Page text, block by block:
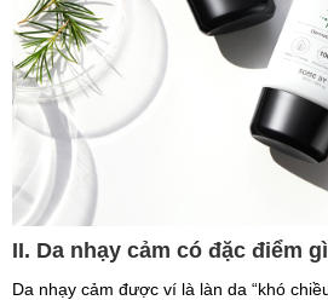
II. Da nhạy cảm có đặc điểm
Da nhạy cảm được ví là làn da “khó